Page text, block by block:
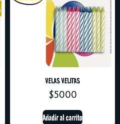
VELAS VELITAS
$5000
Añadir al carrito